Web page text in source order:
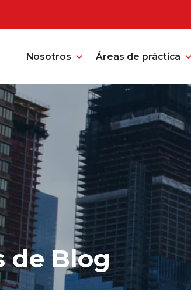
Nosotros Áreas de práctica
de Blog